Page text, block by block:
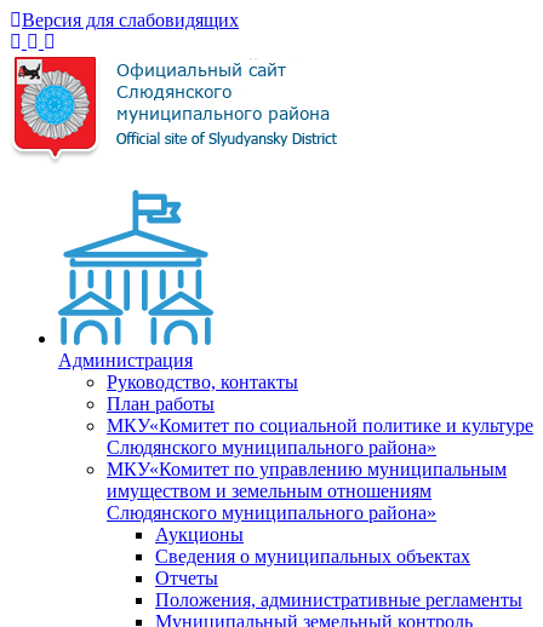
Версия для слабовидящих
Администрация
Руководство, контакты
План работы
МКУ«Комитет по социальной политике и культуре
Слюдянского муниципального района»
МКУ«Комитет по управлению муниципальным
имуществом и земельным отношениям
Слюдянского муниципального района»
Аукционы
Сведения о муниципальных объектах
Отчеты
Положения, административные регламенты
Муниципальный земельный контроль